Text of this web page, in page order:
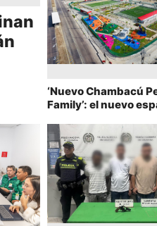
‘Nuevo Chambacú
Family’: el nuevo